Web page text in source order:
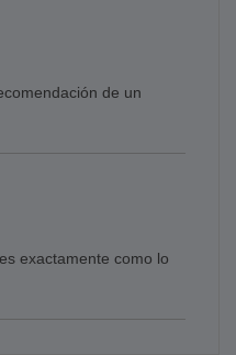
de un
exactamente como lo